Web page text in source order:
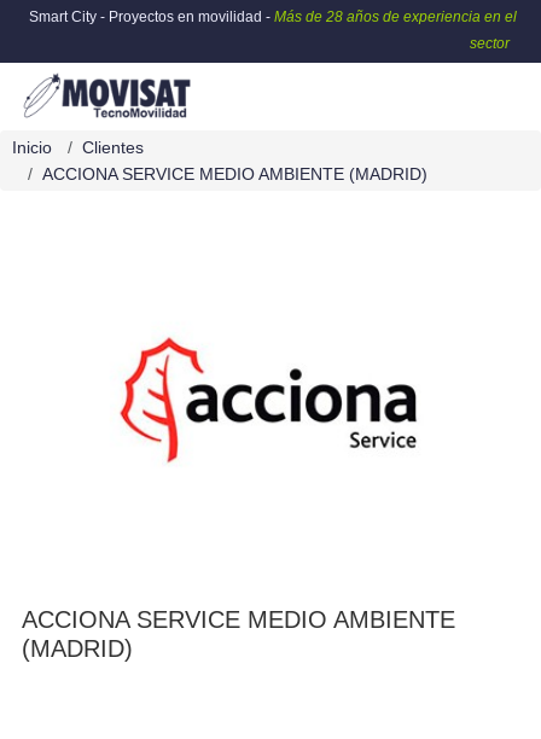
Smart City - Proyectos en movilidad - Más de 28 años de experiencia en el
sector
Inicio
Clientes
ACCIONA SERVICE MEDIO AMBIENTE (MADRID)
ACCIONA SERVICE MEDIO AMBIENTE
(MADRID)